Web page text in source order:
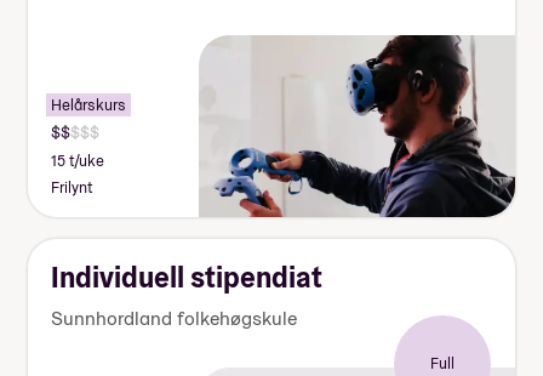
Helårskurs
15 t/uke
Frilynt
Individuell stipendiat
Sunnhordland folkehøgskule
Full